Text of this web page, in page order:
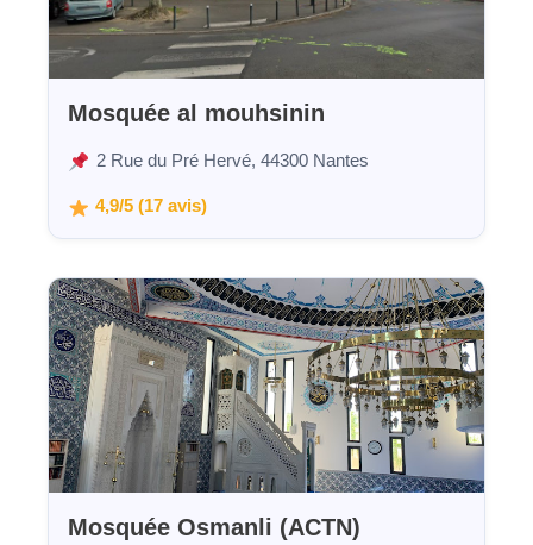
Mosquée al mouhsinin
2 Rue du Pré Hervé, 44300 Nantes
4,9/5 (17 avis)
Mosquée Osmanli (ACTN)